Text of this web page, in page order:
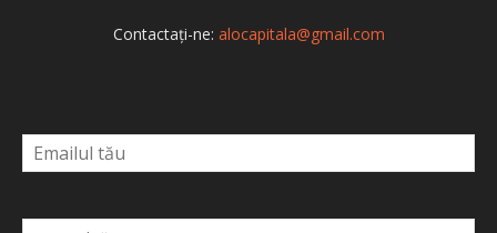
Contactați-ne: alocapitala@gmail.com